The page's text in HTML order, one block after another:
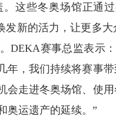
这些冬奥场馆正通
发新的活力，让更多
DEKA赛事总监表示
年，我们持续将赛事
会走进冬奥场馆、使
奥运遗产的延续。”